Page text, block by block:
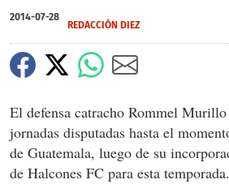
2014-07-28
REDACCIÓN DIEZ
El defensa catracho Rommel
jornadas disputadas hasta el
de Guatemala, luego de su
de Halcones FC para esta temporada.